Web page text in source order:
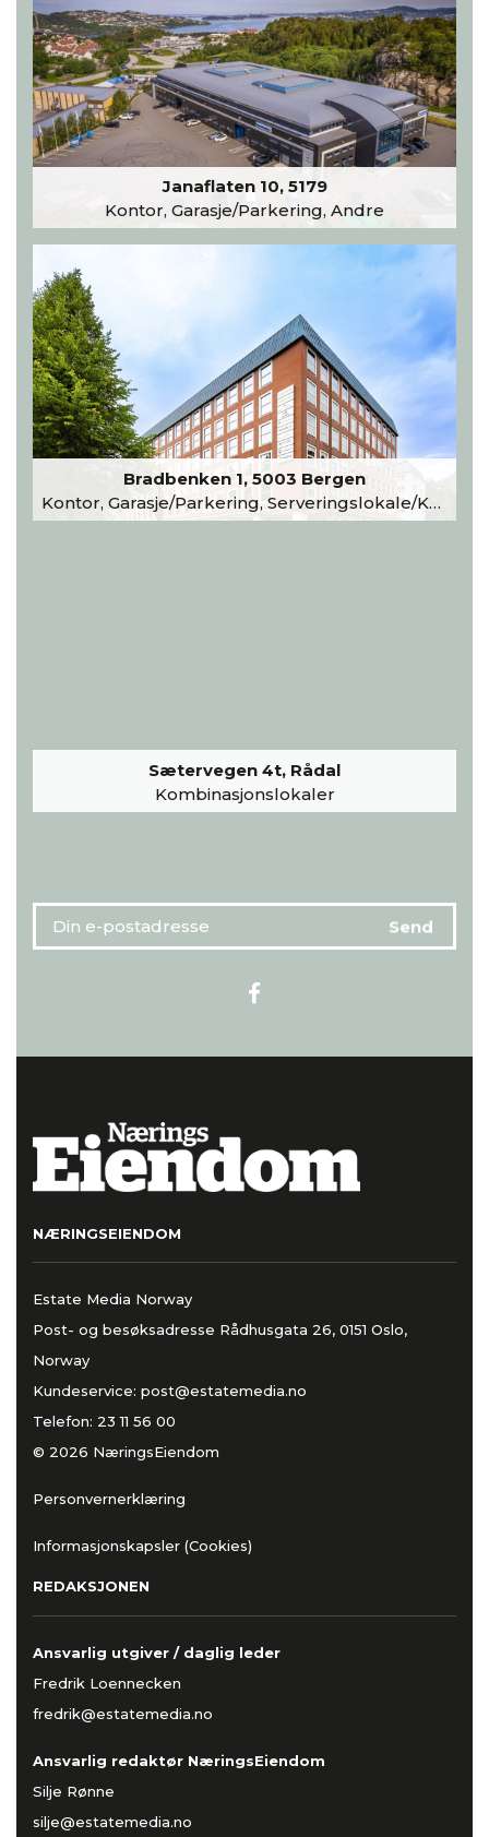
Janaflaten 10, 5179
Kontor, Garasje/Parkering, Andre
Bradbenken 1, 5003 Bergen
Kontor, Garasje/Parkering, Serveringslokale/Kantine, Undervisning/Arrangement
Sætervegen 4t, Rådal
Kombinasjonslokaler
NÆRINGSEIENDOM
Estate Media Norway
Post- og besøksadresse Rådhusgata 26, 0151 Oslo,
Norway
Kundeservice: post@estatemedia.no
Telefon: 23 11 56 00
© 2026 NæringsEiendom
Personvernerklæring
Informasjonskapsler (Cookies)
REDAKSJONEN
Ansvarlig utgiver / daglig leder
Fredrik Loennecken
fredrik@estatemedia.no
Ansvarlig redaktør NæringsEiendom
Silje Rønne
silje@estatemedia.no